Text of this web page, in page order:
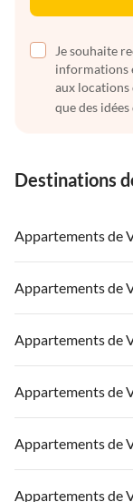
Je souhaite
informations
aux locations
que des idées
Destinations
Appartements de
Appartements de
Appartements de
Appartements de
Appartements de
Appartements de
Appartements de
Appartements de
Appartements de
Appartements de
Appartements de
Appartements de
Appartements de
Appartements de
Appartements de
Appartements de
Appartements de
Appartements de
Appartements de
Appartements de
Appartements de